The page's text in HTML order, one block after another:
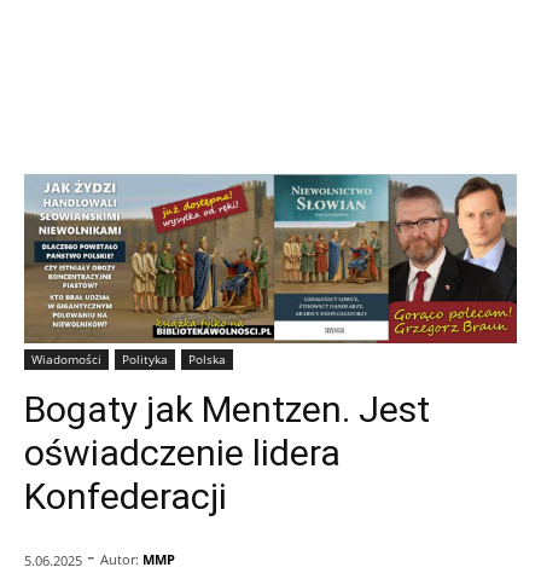
Wiadomości Polityka Polska
Bogaty jak Mentzen. Jest
oświadczenie lidera
Konfederacji
5.06.2025 - Autor: MMP